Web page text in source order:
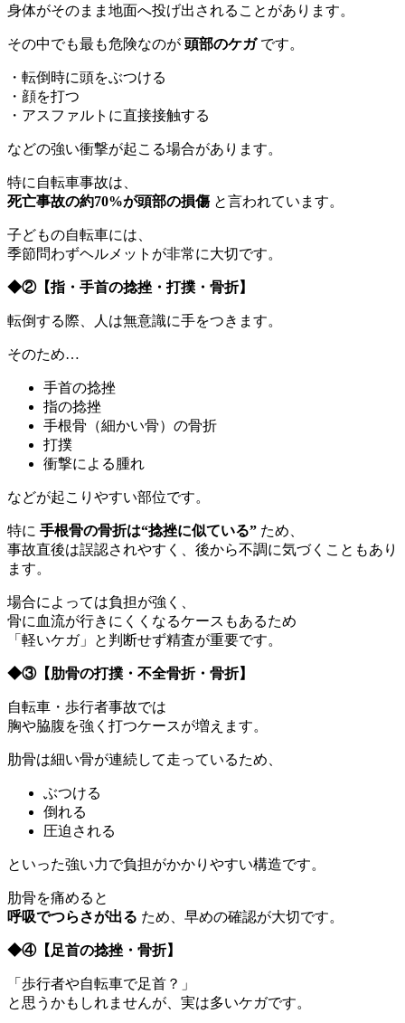
身体がそのまま地面へ投げ出されることがあります。
その中でも最も危険なのが 頭部のケガです。
・転倒時に頭をぶつける
・顔を打つ
・アスファルトに直接接触する
などの強い衝撃が起こる場合があります。
特に自転車事故は、
死亡事故の約70%が頭部の損傷と言われています。
子どもの自転車には、
季節問わずヘルメットが非常に大切です。
◆②【指・手首の捻挫・打撲・骨折】
転倒する際、人は無意識に手をつきます。
そのため…
手首の捻挫
指の捻挫
手根骨（細かい骨）の骨折
打撲
衝撃による腫れ
などが起こりやすい部位です。
特に 手根骨の骨折は“捻挫に似ている” ため、
事故直後は誤認されやすく、後から不調に気づくこともあり
ます。
場合によっては負担が強く、
骨に血流が行きにくくなるケースもあるため
「軽いケガ」と判断せず精査が重要です。
◆③【肋骨の打撲・不全骨折・骨折】
自転車・歩行者事故では
胸や脇腹を強く打つケースが増えます。
肋骨は細い骨が連続して走っているため、
ぶつける
倒れる
圧迫される
といった強い力で負担がかかりやすい構造です。
肋骨を痛めると
呼吸でつらさが出る ため、早めの確認が大切です。
◆④【足首の捻挫・骨折】
「歩行者や自転車で足首？」
と思うかもしれませんが、実は多いケガです。